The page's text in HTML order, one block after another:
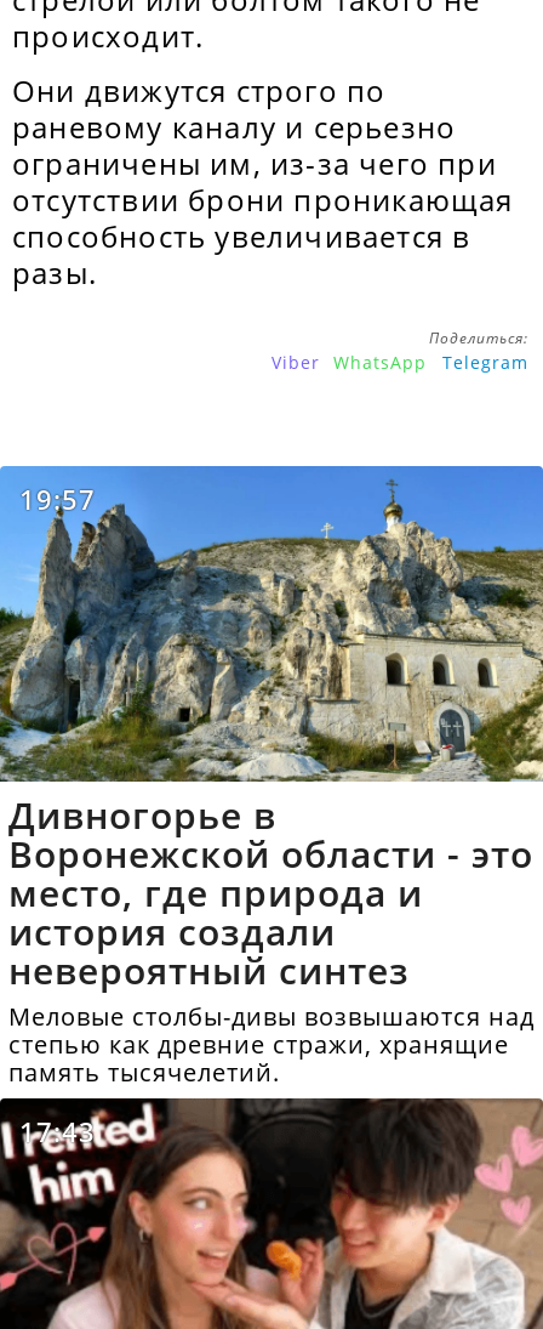
происходит.
Они движутся строго по
раневому каналу и серьезно
ограничены им, из-за чего при
отсутствии брони проникающая
способность увеличивается в
разы.
Поделиться:
Viber WhatsApp Telegram
19:57
Дивногорье в
Воронежской области - это
место, где природа и
история создали
невероятный синтез
Меловые столбы-дивы возвышаются над
степью как древние стражи, хранящие
память тысячелетий.
17:43